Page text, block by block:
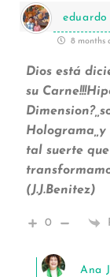
eduardo
8 months
Dios está
su
Holograma,,y
tal suerte
(J.J.Benitez)
0
Ana